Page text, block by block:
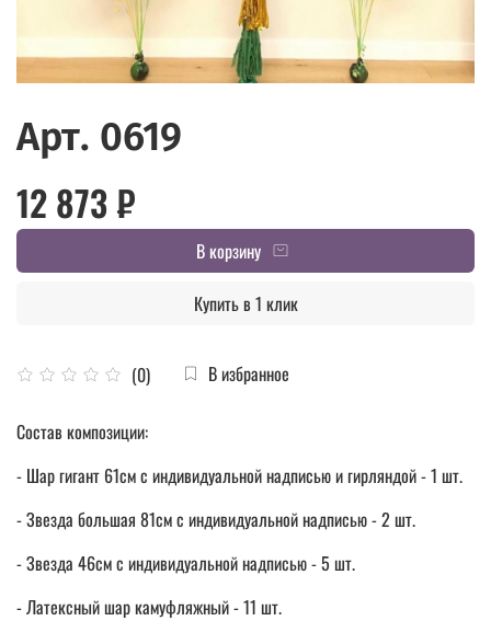
Арт. 0619
(0) В избранное
12 873 ₽
В корзину
Купить в 1 клик
Состав композиции:
- Шар гигант 61см с индивидуальной надписью и гирляндой - 1 шт.
- Звезда большая 81см с индивидуальной надписью - 2 шт.
- Звезда 46см с индивидуальной надписью - 5 шт.
- Латексный шар камуфляжный - 11 шт.